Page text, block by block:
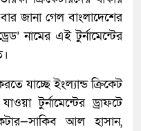
জানা গেল বাংলাদেশের
নামের এই টুর্নামেন্টের
যাচ্ছে ইংল্যান্ড ক্রিকেট
টুর্নামেন্টের ড্রাফটে
আল হাসান,